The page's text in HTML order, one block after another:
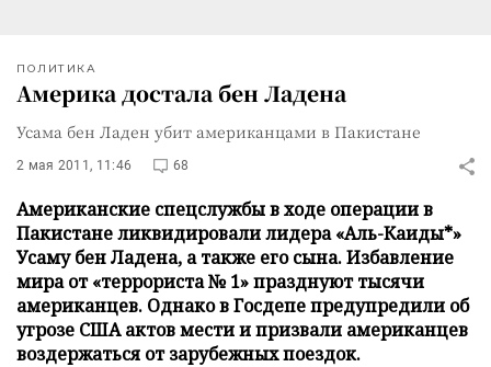
ПОЛИТИКА
Америка достала бен Ладена
Усама бен Ладен убит американцами в Пакистане
2 мая 2011, 11:46 68
Американские спецслужбы в ходе операции в
Пакистане ликвидировали лидера «Аль-Каиды*»
Усаму бен Ладена, а также его сына. Избавление
мира от «террориста № 1» празднуют тысячи
американцев. Однако в Госдепе предупредили об
угрозе США актов мести и призвали американцев
воздержаться от зарубежных поездок.